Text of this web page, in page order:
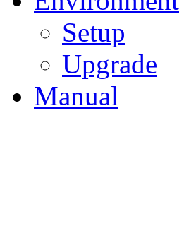
Setup
Upgrade
Manual